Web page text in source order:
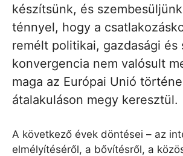
készítsünk, és
ténnyel, hogy a
remélt politikai, gazdasági és
konvergencia nem valósult
maga az Európai Unió
átalakuláson megy keresztül.
A következő évek döntései – az
elmélyítéséről, a bővítésről, a